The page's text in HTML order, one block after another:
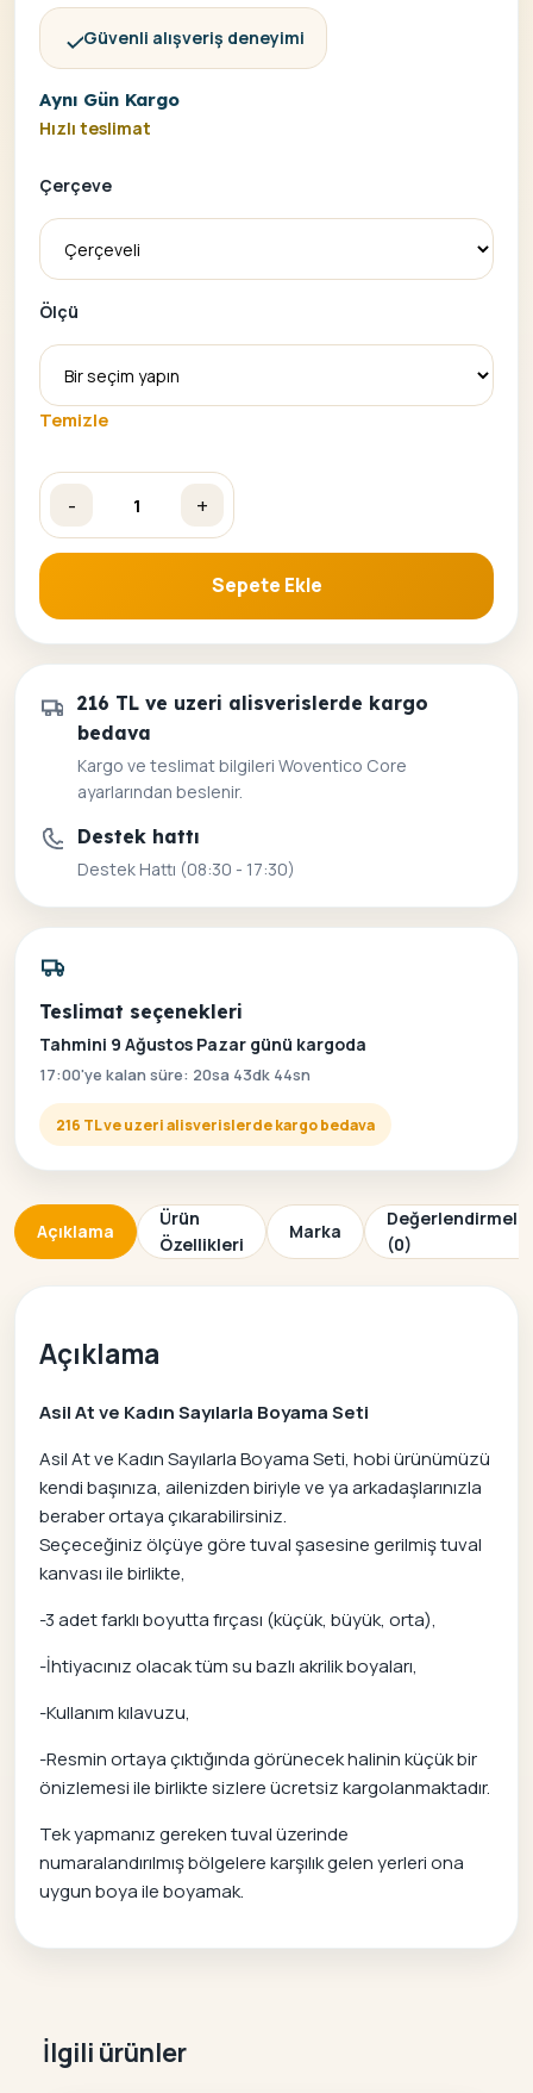
Güvenli alışveriş deneyimi
Aynı Gün Kargo
Hızlı teslimat
Çerçeve
Ölçü
Temizle
-
Asil At ve Kadın Sayılarla Boyama Seti adet
+
Sepete Ekle
216 TL ve uzeri alisverislerde kargo
bedava
Kargo ve teslimat bilgileri Woventico Core
ayarlarından beslenir.
Destek hattı
Destek Hattı (08:30 - 17:30)
Teslimat seçenekleri
Tahmini 9 Ağustos Pazar günü kargoda
17:00'ye kalan süre: 20sa 43dk 44sn
216 TL ve uzeri alisverislerde kargo bedava
Açıklama
Ürün
Özellikleri
Marka
(0)
Açıklama
Asil At ve Kadın Sayılarla Boyama Seti
Asil At ve Kadın Sayılarla Boyama Seti, hobi ürünümüzü
kendi başınıza, ailenizden biriyle ve ya arkadaşlarınızla
beraber ortaya çıkarabilirsiniz.
Seçeceğiniz ölçüye göre tuval şasesine gerilmiş tuval
kanvası ile birlikte,
-3 adet farklı boyutta fırçası (küçük, büyük, orta),
-İhtiyacınız olacak tüm su bazlı akrilik boyaları,
-Kullanım kılavuzu,
-Resmin ortaya çıktığında görünecek halinin küçük bir
önizlemesi ile birlikte sizlere ücretsiz kargolanmaktadır.
Tek yapmanız gereken tuval üzerinde
numaralandırılmış bölgelere karşılık gelen yerleri ona
uygun boya ile boyamak.
İlgili ürünler